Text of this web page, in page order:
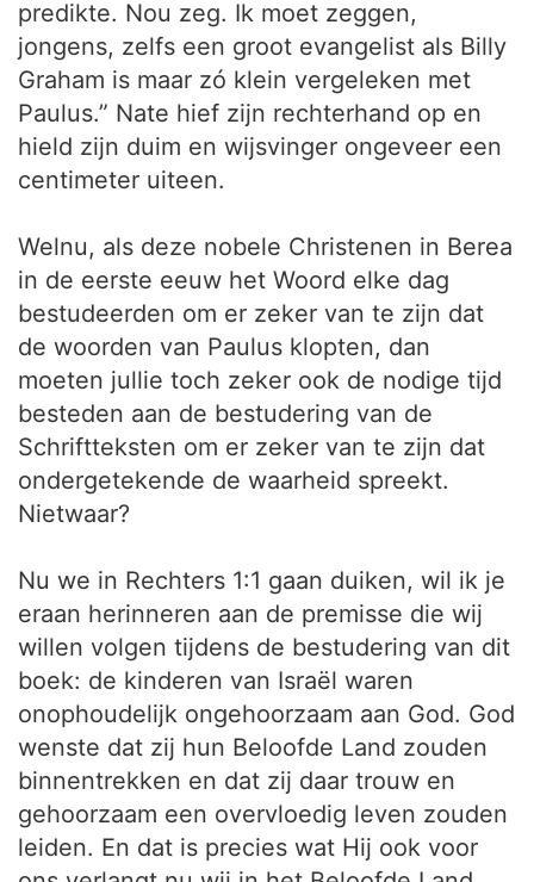
predikte. Nou zeg. Ik moet zeggen,
jongens, zelfs een groot evangelist als Billy
Graham is maar zó klein vergeleken met
Paulus.” Nate hief zijn rechterhand op en
hield zijn duim en wijsvinger ongeveer een
centimeter uiteen.
Welnu, als deze nobele Christenen in Berea
in de eerste eeuw het Woord elke dag
bestudeerden om er zeker van te zijn dat
de woorden van Paulus klopten, dan
moeten jullie toch zeker ook de nodige tijd
besteden aan de bestudering van de
Schriftteksten om er zeker van te zijn dat
ondergetekende de waarheid spreekt.
Nietwaar?
Nu we in Rechters 1:1 gaan duiken, wil ik je
eraan herinneren aan de premisse die wij
willen volgen tijdens de bestudering van dit
boek: de kinderen van Israël waren
onophoudelijk ongehoorzaam aan God. God
wenste dat zij hun Beloofde Land zouden
binnentrekken en dat zij daar trouw en
gehoorzaam een overvloedig leven zouden
leiden. En dat is precies wat Hij ook voor